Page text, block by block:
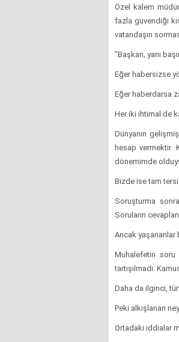
Özel kalem
fazla güvendiği
vatandaşın
"Başkan, yanı
Eğer habersizse
Eğer haberdarsa
Her iki ihtimal de
Dünyanın
hesap vermektir.
dönemimde
Bizde ise tam tersi
Soruşturma
Soruların
Ancak yaşananlar
Muhalefetin soru
tartışılmadı.
Daha da ilginci,
Peki alkışlanan
Ortadaki iddialar